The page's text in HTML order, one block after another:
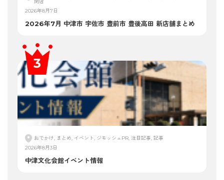
閉店
2026年8月7日
2026年7月 中津市 宇佐市 豊前市 豊後高田 新店舗まとめ
おでかけ, まとめ, イベント, ジモッシュPR, 注目記事, 記事
2026年8月3日
中津文化会館イベント情報